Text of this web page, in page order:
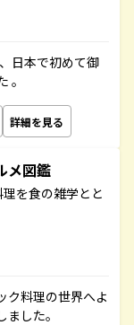
日本で初めて御
。
詳細を見る
メ図鑑
を食の雑学とと
ク料理の世界へよ
した。